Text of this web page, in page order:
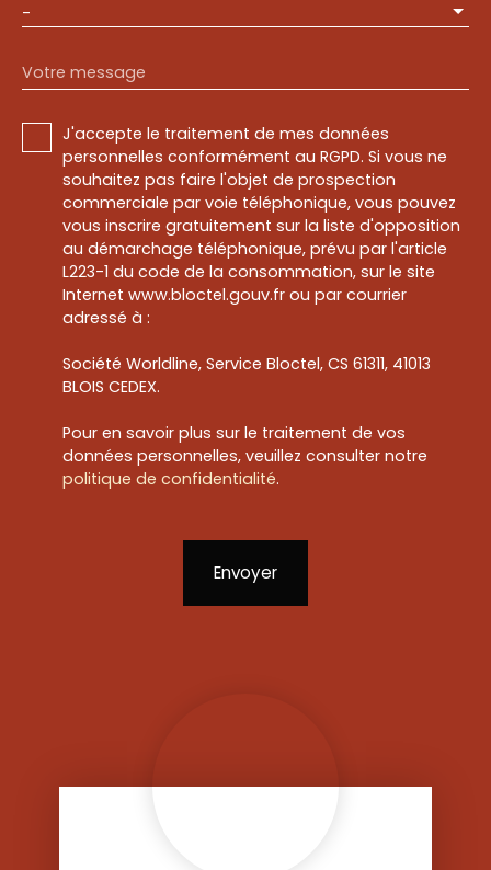
-
Votre message
J'accepte le traitement de mes données
personnelles conformément au RGPD. Si vous ne
souhaitez pas faire l'objet de prospection
commerciale par voie téléphonique, vous pouvez
vous inscrire gratuitement sur la liste d'opposition
au démarchage téléphonique, prévu par l'article
L223-1 du code de la consommation, sur le site
Internet www.bloctel.gouv.fr ou par courrier
adressé à :
Société Worldline, Service Bloctel, CS 61311, 41013
BLOIS CEDEX.
Pour en savoir plus sur le traitement de vos
données personnelles, veuillez consulter notre
politique de confidentialité.
Envoyer